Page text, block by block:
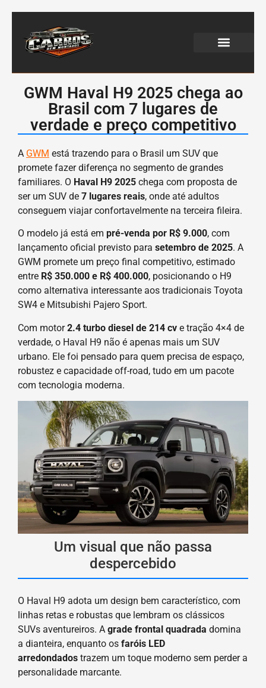
GWM Haval H9 2025 chega ao
Brasil com 7 lugares de
verdade e preço competitivo
A GWM está trazendo para o Brasil um SUV que
promete fazer diferença no segmento de grandes
familiares. O Haval H9 2025 chega com proposta de
ser um SUV de 7 lugares reais, onde até adultos
conseguem viajar confortavelmente na terceira fileira.
O modelo já está em pré-venda por R$ 9.000, com
lançamento oficial previsto para setembro de 2025. A
GWM promete um preço final competitivo, estimado
entre R$ 350.000 e R$ 400.000, posicionando o H9
como alternativa interessante aos tradicionais Toyota
SW4 e Mitsubishi Pajero Sport.
Com motor2.4 turbo diesel de 214 cv e tração 4×4 de
verdade, o Haval H9 não é apenas mais um SUV
urbano. Ele foi pensado para quem precisa de espaço,
robustez e capacidade off-road, tudo em um pacote
com tecnologia moderna.
Um visual que não passa
despercebido
O Haval H9 adota um design bem característico, com
linhas retas e robustas que lembram os clássicos
SUVs aventureiros. A grade frontal quadrada domina
a dianteira, enquanto os faróis LED
arredondados trazem um toque moderno sem perder a
personalidade marcante.